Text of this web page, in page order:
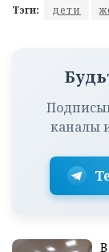
Тэги: дети
каналы